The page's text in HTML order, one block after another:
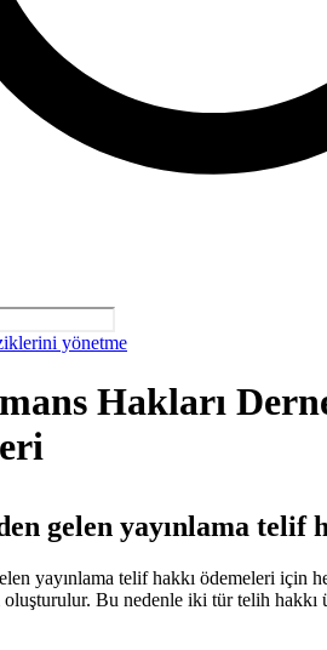
yönetme
Hakları
gelen yayınlama telif
yayınlama telif hakkı ödemeleri için
Bu nedenle iki tür telih hakkı